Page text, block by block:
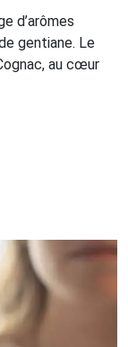
d’arômes
gentiane. Le
au cœur